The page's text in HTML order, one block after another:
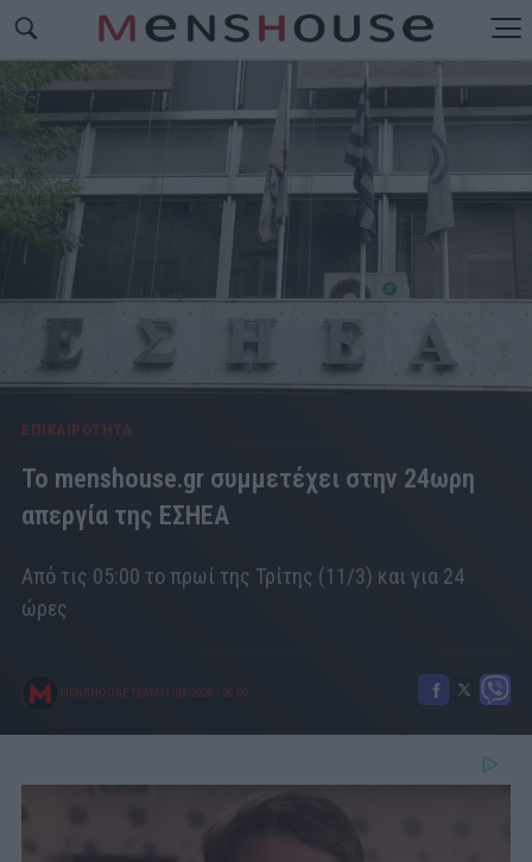
ΕΠΙΚΑΙΡΟΤΗΤΑ
Το menshouse.gr συμμετέχει στην 24ωρη
απεργία της ΕΣΗΕΑ
Από τις 05:00 το πρωί της Τρίτης (11/3) και για 24
ώρες
MENSHOUSE TEAM 11/03/2025 05:00